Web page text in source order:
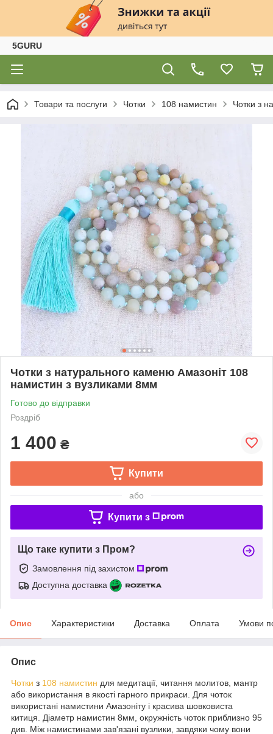
5GURU
Товари та послуги Чотки 108 намистин Чотки з
Чотки з натурального каменю Амазоніт 108
намистин з вузликами 8мм
Готово до відправки
Роздріб
1 400 ₴
Купити
або
Купити з
Що таке купити з Пром?
Замовлення під захистом
Доступна доставка
Опис Характеристики Доставка Оплата Умови
Опис
Чотки з 108 намистин для медитації, читання молитов, мантр
або використання в якості гарного прикраси. Для чоток
використані намистини Амазоніту і красива шовковиста
китиця. Діаметр намистин 8мм, окружність чоток приблизно 95
див. Між намистинами зав'язані вузлики, завдяки чому вони